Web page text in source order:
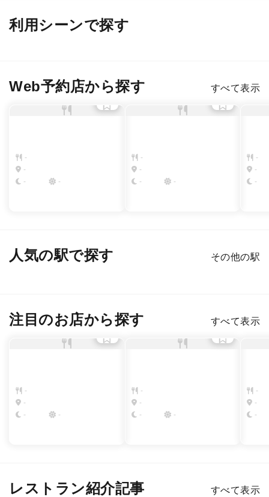
利用シーンで探す
Web予約店から探す すべて表示
-
-
-
-
-
-
-
-
-
-
-
人気の駅で探す その他の駅
注目のお店から探す すべて表示
-
-
-
-
-
-
-
-
-
-
-
レストラン紹介記事 すべて表示